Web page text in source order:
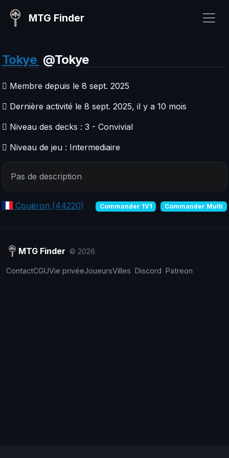
MTG Finder
Tokye @Tokye
Membre depuis le 8 sept. 2025
Dernière activité le 8 sept. 2025, il y a 10 mois
Niveau des decks : 3 - Convivial
Niveau de jeu : Intermediaire
Pas de description
Couëron (44220) Commander 1V1 Commander Multi
MTG Finder © 2026
ContactCGUVie privéeJoueursVilles Discord Patreon